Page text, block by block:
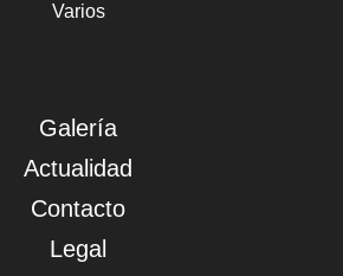
Varios
Galería
Actualidad
Contacto
Legal